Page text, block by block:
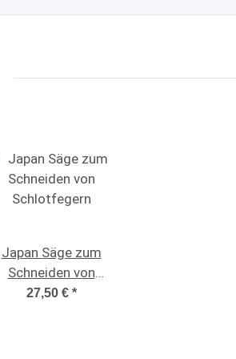
Japan Säge zum
Schneiden von
Schlotfegern
27,50 € *